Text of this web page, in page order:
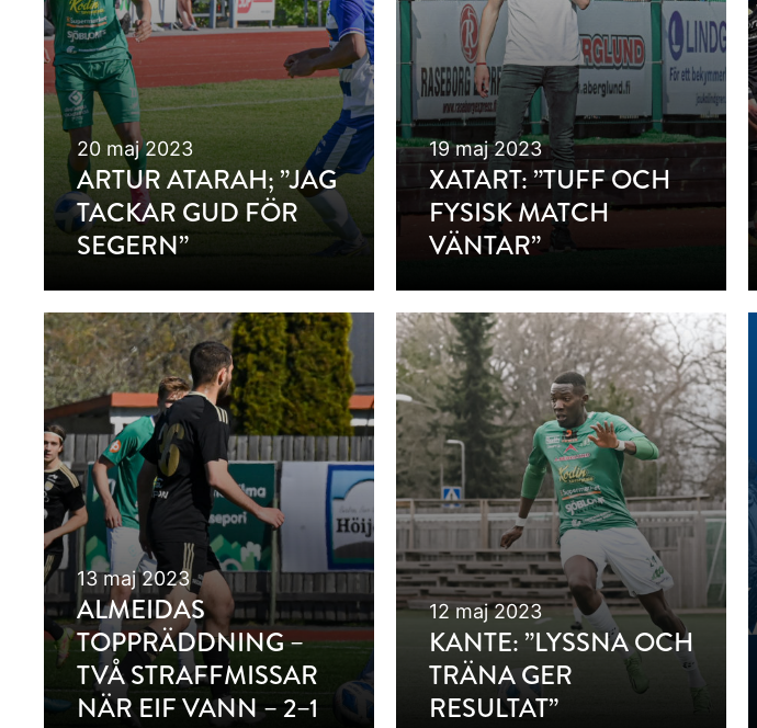
ARTUR ATARAH; ”JAG
TACKAR GUD FÖR
SEGERN”
20 maj 2023
XATART: ”TUFF OCH
FYSISK MATCH
VÄNTAR”
19 maj 2023
ALMEIDAS
TOPPRÄDDNING –
TVÅ STRAFFMISSAR
NÄR EIF VANN – 2–1
13 maj 2023
KANTE: ”LYSSNA OCH
TRÄNA GER
RESULTAT”
12 maj 2023